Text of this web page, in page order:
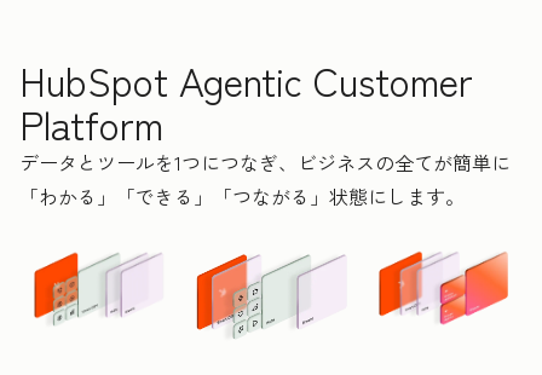
HubSpot Agentic Customer
Platform
データとツールを1つにつなぎ、ビジネスの全てが簡単に
「わかる」「できる」「つながる」状態にします。